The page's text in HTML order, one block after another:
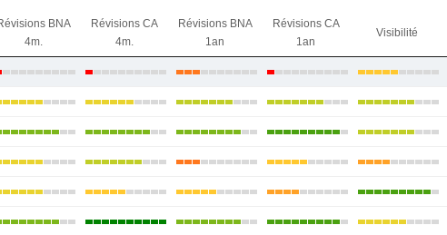
BNA
4m.
Révisions CA
4m.
Révisions BNA
1an
Révisions CA
1an
Visibilité